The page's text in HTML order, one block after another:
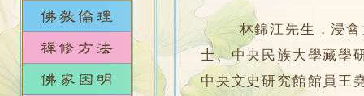
林錦江先生，浸會大
士、中央民族大學藏學
中央文史研究館館員王